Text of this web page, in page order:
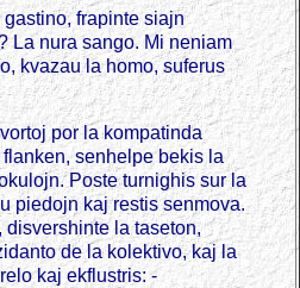
frapinte siajn
La nura sango. Mi neniam
kvazau la homo, suferus
por la kompatinda
senhelpe bekis la
Poste turnighis sur la
piedojn kaj restis senmova.
disvershinte la taseton,
de la kolektivo, kaj la
kaj ekflustris: -